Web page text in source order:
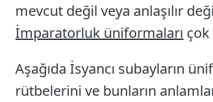
mevcut değil veya anlaşılır
İmparatorluk üniformaları
Aşağıda İsyancı subayların
rütbelerini ve bunların